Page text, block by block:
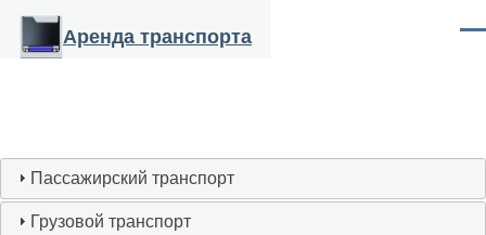
Перейти к основному содержанию
Аренда транспорта
Пассажирский транспорт
Грузовой транспорт